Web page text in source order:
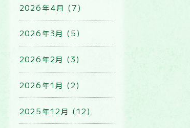
2026年4月 (7)
2026年3月 (5)
2026年2月 (3)
2026年1月 (2)
2025年12月 (12)